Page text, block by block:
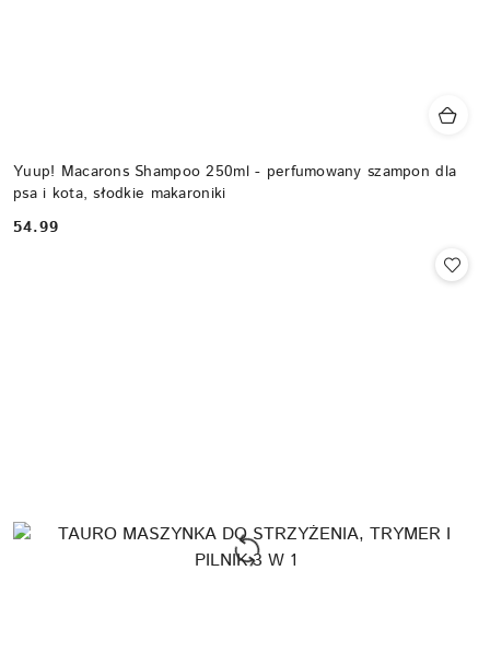
Yuup! Macarons Shampoo 250ml - perfumowany szampon dla
psa i kota, słodkie makaroniki
Cena:
54.99